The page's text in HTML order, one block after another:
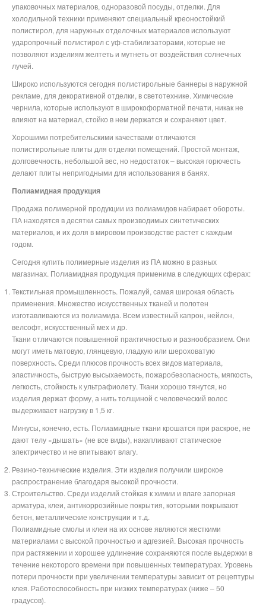
упаковочных материалов, одноразовой посуды, отделки. Для
холодильной техники применяют специальный креоностойкий
полистирол, для наружных отделочных материалов используют
ударопрочный полистирол с уф-стабилизаторами, которые не
позволяют изделиям желтеть и мутнеть от воздействия солнечных
лучей.
Широко используются сегодня полистирольные баннеры в наружной
рекламе, для декоративной отделки, в светотехнике. Химические
чернила, которые используют в широкоформатной печати, никак не
влияют на материал, стойко в нем держатся и сохраняют цвет.
Хорошими потребительскими качествами отличаются
полистирольные плиты для отделки помещений. Простой монтаж,
долговечность, небольшой вес, но недостаток – высокая горючесть
делают плиты непригодными для использования в банях.
Полиамидная продукция
Продажа полимерной продукции из полиамидов набирает обороты.
ПА находятся в десятки самых производимых синтетических
материалов, и их доля в мировом производстве растет с каждым
годом.
Сегодня купить полимерные изделия из ПА можно в разных
магазинах. Полиамидная продукция применима в следующих сферах:
Текстильная промышленность. Пожалуй, самая широкая область
применения. Множество искусственных тканей и полотен
изготавливаются из полиамида. Всем известный капрон, нейлон,
велсофт, искусственный мех и др.
Ткани отличаются повышенной практичностью и разнообразием. Они
могут иметь матовую, глянцевую, гладкую или шероховатую
поверхность. Среди плюсов прочность всех видов материала,
эластичность, быструю высыхаемость, пожаробезопасность, мягкость,
легкость, стойкость к ультрафиолету. Ткани хорошо тянутся, но
изделия держат форму, а нить толщиной с человеческий волос
выдерживает нагрузку в 1,5 кг.
Минусы, конечно, есть. Полиамидные ткани крошатся при раскрое, не
дают телу «дышать» (не все виды), накапливают статическое
электричество и не впитывают влагу.
Резино-технические изделия. Эти изделия получили широкое
распространение благодаря высокой прочности.
Строительство. Среди изделий стойкая к химии и влаге запорная
арматура, клеи, антикоррозийные покрытия, которыми покрывают
бетон, металлические конструкции и т.д.
Полиамидные смолы и клеи на их основе являются жесткими
материалами с высокой прочностью и адгезией. Высокая прочность
при растяжении и хорошее удлинение сохраняются после выдержки в
течение некоторого времени при повышенных температурах. Уровень
потери прочности при увеличении температуры зависит от рецептуры
клея. Работоспособность при низких температурах (ниже – 50
градусов).